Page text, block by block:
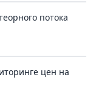
потока
цен на